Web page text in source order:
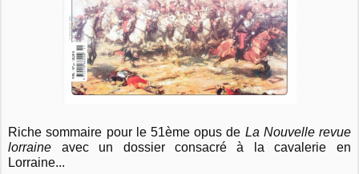
Riche sommaire pour le 51ème opus de La Nouvelle revue
lorraine avec un dossier consacré à la cavalerie en
Lorraine...